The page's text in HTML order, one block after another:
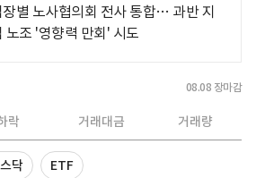
장별 노사협의회 전사 통합… 과반 지
노조 '영향력 만회' 시도
08.08 장마감
락 거래대금 거래량
닥 ETF